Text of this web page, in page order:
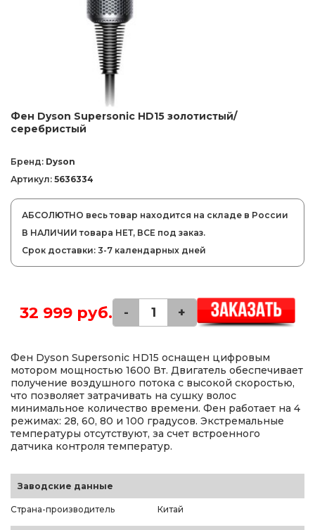
Фен Dyson Supersonic HD15 золотистый/
серебристый
Бренд: Dyson
Артикул: 5636334
АБСОЛЮТНО весь товар находится на складе в России
В НАЛИЧИИ товара НЕТ, ВСЕ под заказ.
Срок доставки: 3-7 календарных дней
32 999 руб. - +
Фен Dyson Supersonic HD15 оснащен цифровым
мотором мощностью 1600 Вт. Двигатель обеспечивает
получение воздушного потока с высокой скоростью,
что позволяет затрачивать на сушку волос
минимальное количество времени. Фен работает на 4
режимах: 28, 60, 80 и 100 градусов. Экстремальные
температуры отсутствуют, за счет встроенного
датчика контроля температур.
Заводские данные
Страна-производитель Китай